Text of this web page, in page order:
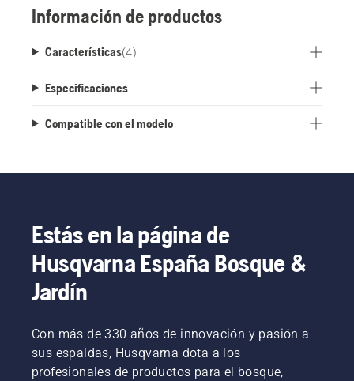
Información de productos
Características(4)
Especificaciones
Compatible con el modelo
Estás en la página de
Husqvarna España Bosque &
Jardín
Con más de 330 años de innovación y pasión a
sus espaldas, Husqvarna dota a los
profesionales de productos para el bosque,